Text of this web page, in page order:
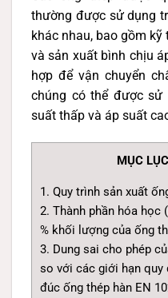
thường được sử dụng
khác nhau, bao gồm
và sản xuất bình chịu
hợp để vận chuyển
chúng có thể được sử
suất thấp và áp suất
MỤC
1. Quy trình sản xuất
2. Thành phần hóa học
% khối lượng của ống
3. Dung sai cho phép
so với các giới hạn quy
đúc ống thép hàn EN